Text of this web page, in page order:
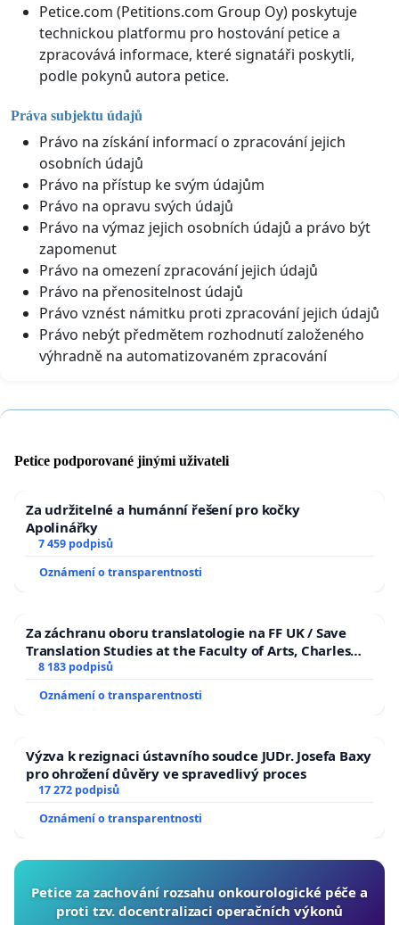
Petice.com (Petitions.com Group Oy) poskytuje
technickou platformu pro hostování petice a
zpracovává informace, které signatáři poskytli,
podle pokynů autora petice.
Práva subjektu údajů
Právo na získání informací o zpracování jejich
osobních údajů
Právo na přístup ke svým údajům
Právo na opravu svých údajů
Právo na výmaz jejich osobních údajů a právo být
zapomenut
Právo na omezení zpracování jejich údajů
Právo na přenositelnost údajů
Právo vznést námitku proti zpracování jejich údajů
Právo nebýt předmětem rozhodnutí založeného
výhradně na automatizovaném zpracování
Petice podporované jinými uživateli
Za udržitelné a humánní řešení pro kočky
Apolinářky
7 459 podpisů
Oznámení o transparentnosti
Za záchranu oboru translatologie na FF UK / Save
Translation Studies at the Faculty of Arts, Charles
University
8 183 podpisů
Oznámení o transparentnosti
Výzva k rezignaci ústavního soudce JUDr. Josefa Baxy
pro ohrožení důvěry ve spravedlivý proces
17 272 podpisů
Oznámení o transparentnosti
Petice za zachování rozsahu onkourologické péče a
proti tzv. docentralizaci operačních výkonů